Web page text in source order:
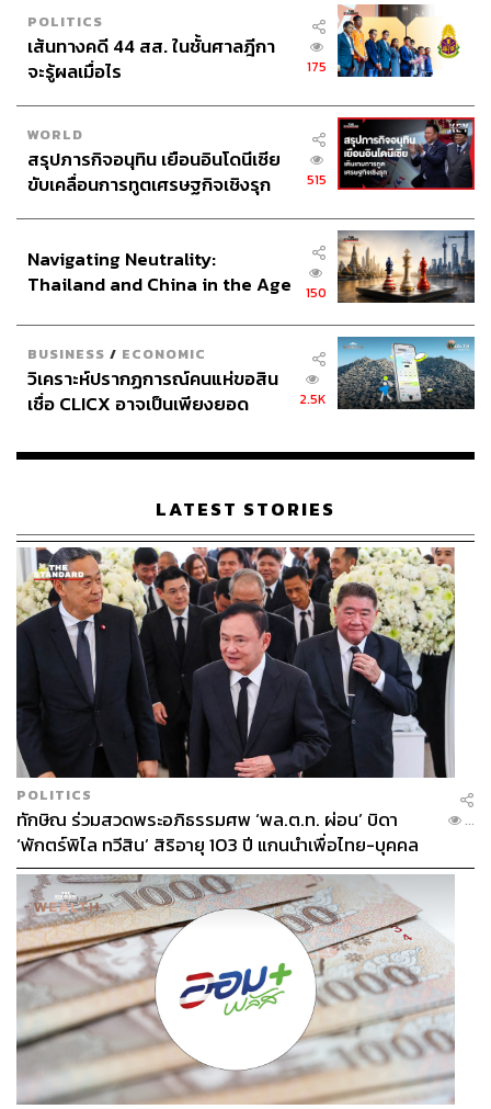
ABOUT THE AUTHOR
สมศักดิ์ จันทวิชชประภา
โปรดิวเซอร์ คอลัมนิสต์ และบรรณาธิการ ผู้
สงบของการอ่านหนังสือเงียบๆ
POLITICS
เส้นทางคดี 44 สส. ในชั้นศาลฎีกา
จะรู้ผลเมื่อไร
175
WORLD
สรุปภารกิจอนุทิน เยือนอินโดนีเซีย
ขับเคลื่อนการทูตเศรษฐกิจเชิงรุก
515
Navigating Neutrality:
Thailand and China in the Age
150
BUSINESS / ECONOMIC
วิเคราะห์ปรากฏการณ์คนแห่ขอสิน
เชื่อ CLICX อาจเป็นเพียงยอด
เรือนไทยที่ถูกซุกไว้
2.5K
LATEST STORIES
POLITICS
ทักษิณ ร่วมสวดพระอภิธรรมศพ ‘พล.ต.ท. ผ่อน’ บิดา
‘พักตร์พิไล ทวีสิน’ สิริอายุ 103 ปี แกนนำเพื่อไทย-บุคคล
หลากวงการร่วมอาลัย
...